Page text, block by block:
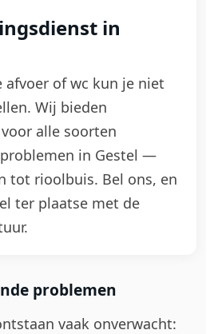
in
afvoer of wc kun je niet
Wij bieden
alle soorten
in Gestel —
tot rioolbuis. Bel ons, en
ter plaatse met de
problemen
vaak onverwacht: